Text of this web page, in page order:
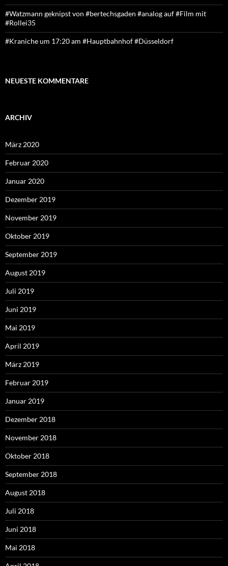
#Watzmann geknipst von #bertechsgaden #analog auf #Film mit
#Rollei35
#Kraniche um 17:20 am #Hauptbahnhof #Düsseldorf
NEUESTE KOMMENTARE
ARCHIV
März 2020
Februar 2020
Januar 2020
Dezember 2019
November 2019
Oktober 2019
September 2019
August 2019
Juli 2019
Juni 2019
Mai 2019
April 2019
März 2019
Februar 2019
Januar 2019
Dezember 2018
November 2018
Oktober 2018
September 2018
August 2018
Juli 2018
Juni 2018
Mai 2018